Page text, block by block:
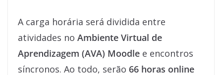
A carga horária será dividida entre
atividades no Ambiente Virtual de
Aprendizagem (AVA) Moodle e encontros
síncronos. Ao todo, serão 66 horas online